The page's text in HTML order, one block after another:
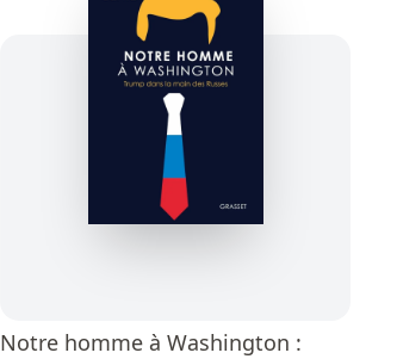
Notre homme à Washington :